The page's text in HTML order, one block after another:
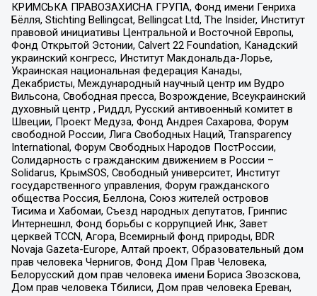
КРИМСЬКА ПРАВОЗАХИСНА ГРУПА, Фонд имени Генриха
Бёлля, Stichting Bellingcat, Bellingcat Ltd, The Insider, Институт
правовой инициативы Центральной и Восточной Европы,
Фонд Открытой Эстонии, Calvert 22 Foundation, Канадский
украинский конгресс, Институт Макдональда-Лорье,
Украинская национальная федерация Канады,
Декабристы, Международный научный центр им Вудро
Вильсона, Свободная пресса, Возрождение, Всеукраинский
духовный центр , Риддл, Русский антивоенный комитет в
Швеции, Проект Медуза, Фонд Андрея Сахарова, Форум
свободной России, Лига Свободных Наций, Transparеncy
International, Форум Свободных Народов ПостРоссии,
Солидарность с гражданским движением в России –
Solidarus, КрымSOS, Свободный университет, Институт
государственного управления, Форум гражданского
общества Россия, Беллона, Союз жителей островов
Тисима и Хабомаи, Съезд народных депутатов, Гринпис
Интернешнл, Фонд борьбы с коррупцией Инк, Завет
церквей TCCN, Агора, Всемирный фонд природы, BDR
Novaja Gazeta-Europe, Алтай проект, Образовательный дом
прав человека Чернигов, Фонд Дом Прав Человека,
Белорусский дом прав человека имени Бориса Звозскова,
Дом прав человека Тбилиси, Дом прав человека Ереван,